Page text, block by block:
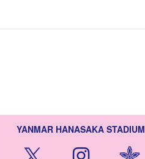
YANMAR HANASAKA STADIUM